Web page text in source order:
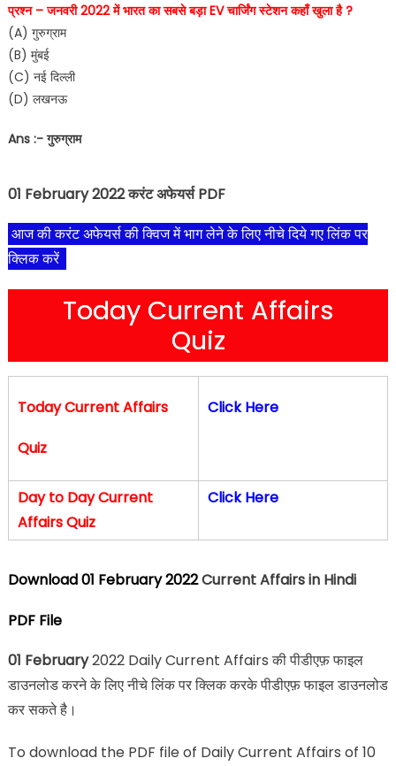
प्रश्न – जनवरी 2022 में भारत का सबसे बड़ा EV चार्जिंग स्टेशन कहाँ खुला है ?
(A) गुरुग्राम
(B) मुंबई
(C) नई दिल्ली
(D) लखनऊ
Ans :- गुरुग्राम
01 February 2022 करंट अफेयर्स PDF
आज की करंट अफेयर्स की क्विज में भाग लेने के लिए नीचे दिये गए लिंक पर
क्लिक करें
Today Current Affairs
Quiz
Today Current Affairs
Quiz
Click Here
Day to Day Current
Affairs Quiz
Click Here
Download 01 February2022Current Affairs in Hindi
PDF File
01 February2022 Daily Current Affairs की पीडीएफ़ फाइल
डाउनलोड करने के लिए नीचे लिंक पर क्लिक करके पीडीएफ़ फाइल डाउनलोड
कर सकते है।
To download the PDF file of Daily Current Affairs of 10